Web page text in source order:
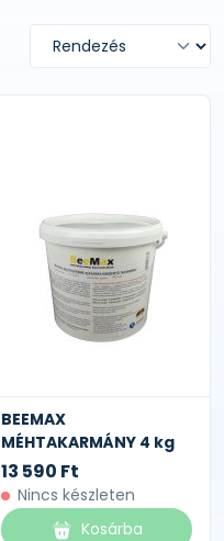
BEEMAX
MÉHTAKARMÁNY 4 kg
13 590 Ft
Nincs készleten
Kosárba